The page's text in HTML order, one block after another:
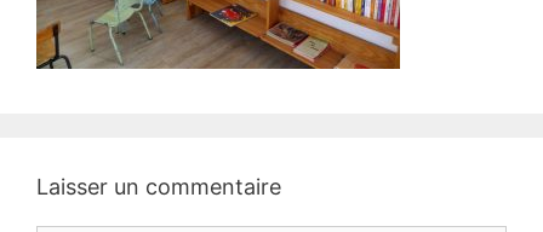
Laisser un commentaire